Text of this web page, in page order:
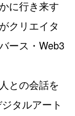
に行き来す
クリエイタ
ース・Web3
との会話を
タルアート